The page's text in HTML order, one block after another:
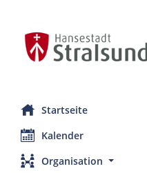
Startseite
Kalender
Organisation